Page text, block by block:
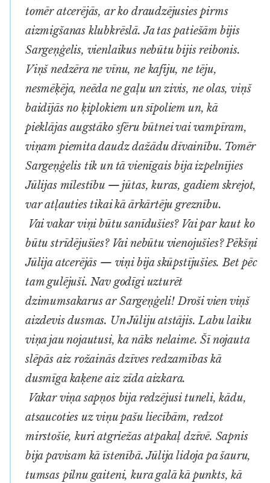
tomēr atcerējās, ar ko draudzējusies pirms
aizmigšanas klubkrēslā. Ja tas patiešām bijis
Sargeņģelis, vienlaikus nebūtu bijis reibonis.
Viņš nedzēra ne vīnu, ne kafiju, ne tēju,
nesmēķēja, neēda ne gaļu un zivis, ne olas, viņš
baidījās no ķiplokiem un sīpoliem un, kā
pieklājas augstāko sfēru būtnei vai vampīram,
viņam piemita daudz dažādu dīvainību. Tomēr
Sargeņģelis tik un tā vienīgais bija izpelnījies
Jūlijas mīlestību — jūtas, kuras, gadiem skrejot,
var atļauties tikai kā ārkārtēju greznību.
Vai vakar viņi būtu sanīdušies? Vai par kaut ko
būtu strīdējušies? Vai nebūtu vienojušies? Pēkšņi
Jūlija atcerējās — viņi bija skūpstījušies. Bet pēc
tam gulējuši. Nav godīgi uzturēt
dzimumsakarus ar Sargeņģeli! Droši vien viņš
aizdevis dusmas. Un Jūliju atstājis. Labu laiku
viņa jau nojautusi, ka nāks nelaime. Šī nojauta
slēpās aiz rožainās dzīves redzamības kā
dusmīga kaķene aiz zīda aizkara.
Vakar viņa sapņos bija redzējusi tuneli, kādu,
atsaucoties uz viņu pašu liecībām, redzot
mirstošie, kuri atgriežas atpakaļ dzīvē. Sapnis
bija pavisam kā īstenībā. Jūlija lidoja pa šauru,
tumsas pilnu gaiteni, kura galā kā punkts, kā